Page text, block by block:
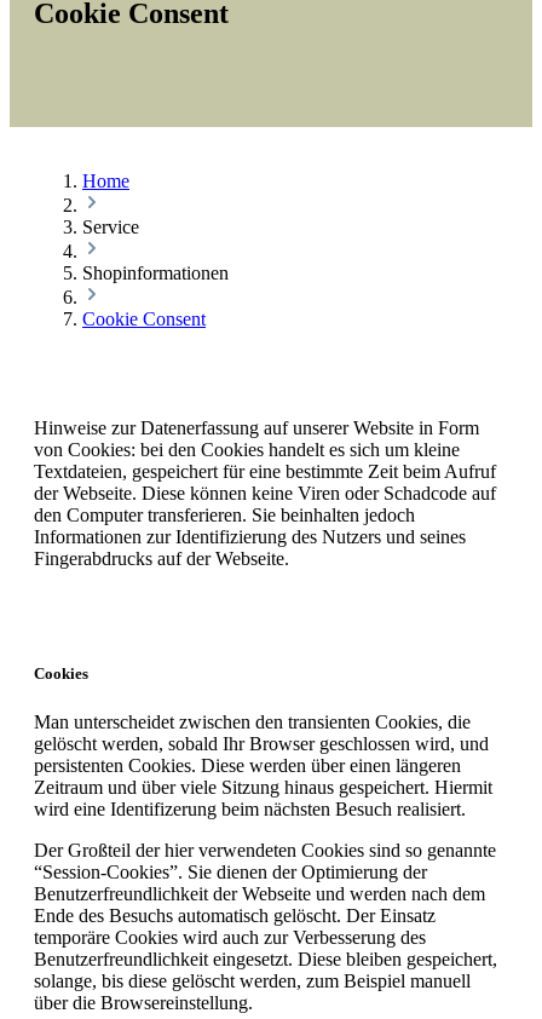
Cookie Consent
Home
Service
Shopinformationen
Cookie Consent
Hinweise zur Datenerfassung auf unserer Website in Form
von Cookies: bei den Cookies handelt es sich um kleine
Textdateien, gespeichert für eine bestimmte Zeit beim Aufruf
der Webseite. Diese können keine Viren oder Schadcode auf
den Computer transferieren. Sie beinhalten jedoch
Informationen zur Identifizierung des Nutzers und seines
Fingerabdrucks auf der Webseite.
Cookies
Man unterscheidet zwischen den transienten Cookies, die
gelöscht werden, sobald Ihr Browser geschlossen wird, und
persistenten Cookies. Diese werden über einen längeren
Zeitraum und über viele Sitzung hinaus gespeichert. Hiermit
wird eine Identifizerung beim nächsten Besuch realisiert.
Der Großteil der hier verwendeten Cookies sind so genannte
“Session-Cookies”. Sie dienen der Optimierung der
Benutzerfreundlichkeit der Webseite und werden nach dem
Ende des Besuchs automatisch gelöscht. Der Einsatz
temporäre Cookies wird auch zur Verbesserung des
Benutzerfreundlichkeit eingesetzt. Diese bleiben gespeichert,
solange, bis diese gelöscht werden, zum Beispiel manuell
über die Browsereinstellung.